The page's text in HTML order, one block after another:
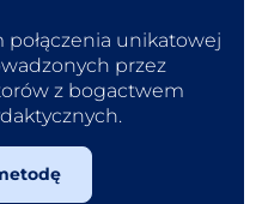
unikatowej
przez
z bogactwem